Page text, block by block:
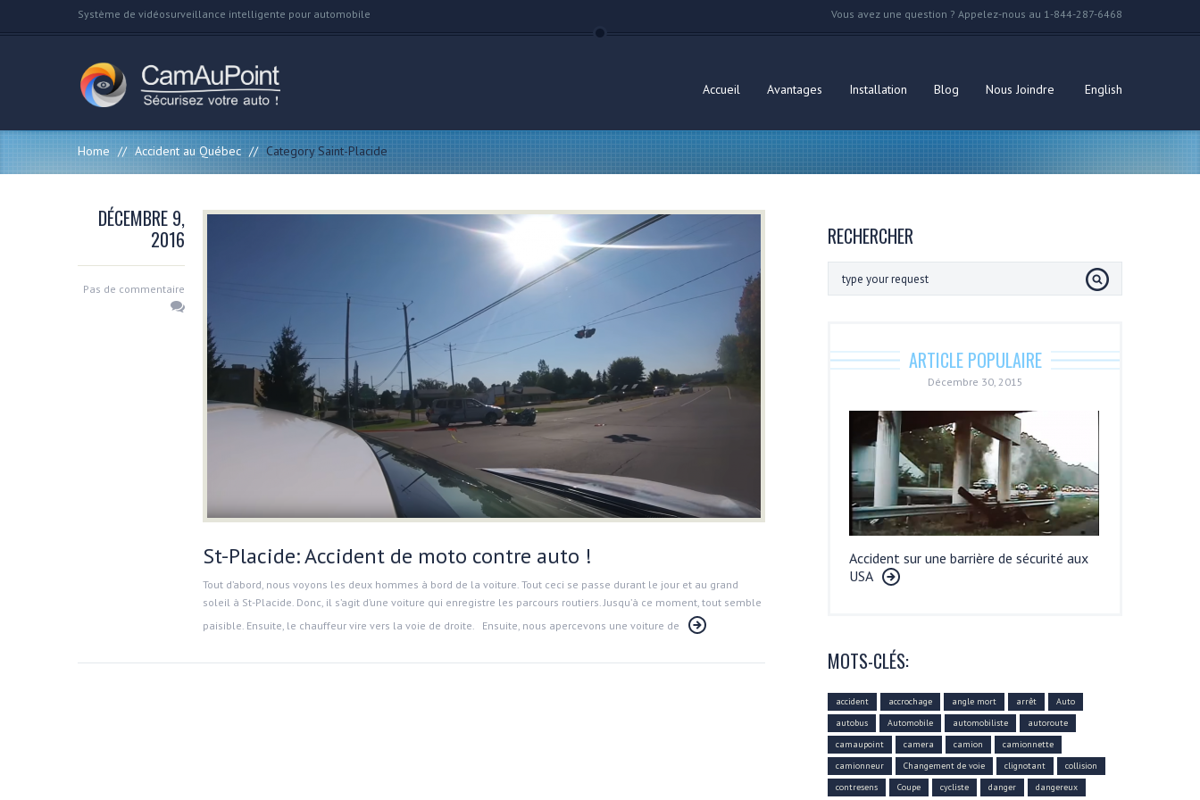
Système de vidéosurveillance intelligente pour automobile Vous avez une question ? Appelez-nous au 1-844-287-6468
Accueil Avantages Installation Blog Nous Joindre English
Home // Accident au Québec // Category Saint-Placide
DÉCEMBRE 9,
2016
Pas de commentaire
St-Placide: Accident de moto contre auto !
Tout d’abord, nous voyons les deux hommes à bord de la voiture. Tout ceci se passe durant le jour et au grand
soleil à St-Placide. Donc, il s’agit d’une voiture qui enregistre les parcours routiers. Jusqu’à ce moment, tout semble
paisible. Ensuite, le chauffeur vire vers la voie de droite. Ensuite, nous apercevons une voiture de
RECHERCHER
ARTICLE POPULAIRE
Décembre 30, 2015
Accident sur une barrière de sécurité aux
USA
MOTS-CLÉS:
accident accrochage angle mort arrêt
Auto
autobus
Automobile automobiliste
autoroute
camaupoint
camera camion
camionnette
camionneur
Changement de voie clignotant
collision
contresens
Coupe cycliste danger dangereux